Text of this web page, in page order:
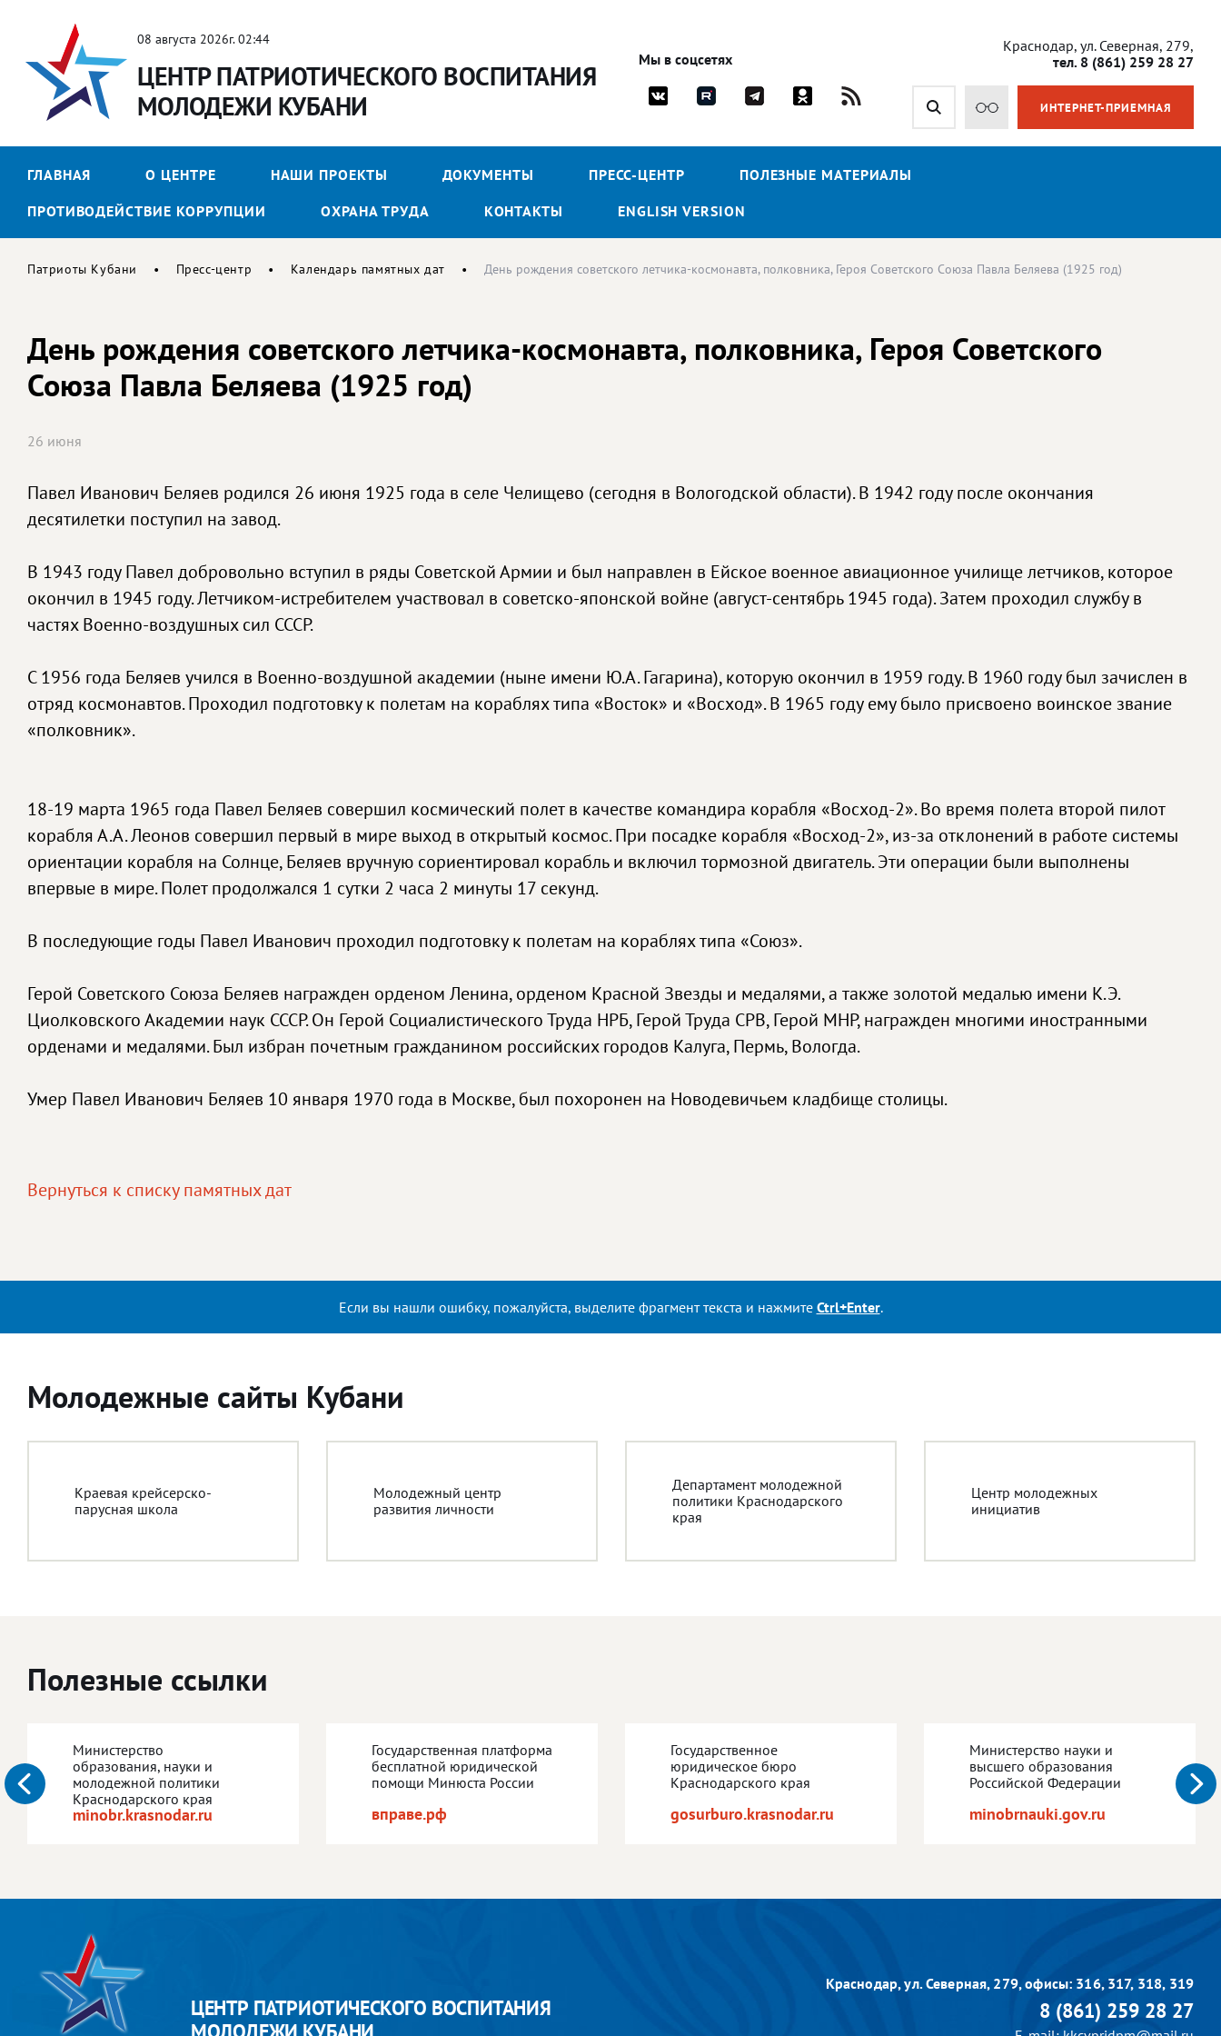
08 августа 2026г. 02:44
ЦЕНТР ПАТРИОТИЧЕСКОГО ВОСПИТАНИЯ
МОЛОДЕЖИ КУБАНИ
Мы в соцсетях
Краснодар, ул. Северная, 279,
тел. 8 (861) 259 28 27
ИНТЕРНЕТ-ПРИЕМНАЯ
ГЛАВНАЯ О ЦЕНТРЕ НАШИ ПРОЕКТЫ ДОКУМЕНТЫ ПРЕСС-ЦЕНТР
ПОЛЕЗНЫЕ МАТЕРИАЛЫ
ПРОТИВОДЕЙСТВИЕ КОРРУПЦИИ
ОХРАНА ТРУДА КОНТАКТЫ ENGLISH VERSION
Патриоты Кубани Пресс-центр Календарь памятных дат День рождения советского летчика-космонавта, полковника, Героя Советского Союза Павла Беляева (1925 год)
День рождения советского летчика-космонавта, полковника, Героя Советского
Союза Павла Беляева (1925 год)
26 июня
Павел Иванович Беляев родился 26 июня 1925 года в селе Челищево (сегодня в Вологодской области). В 1942 году после окончания
десятилетки поступил на завод.
В 1943 году Павел добровольно вступил в ряды Советской Армии и был направлен в Ейское военное авиационное училище летчиков, которое
окончил в 1945 году. Летчиком-истребителем участвовал в советско-японской войне (август-сентябрь 1945 года). Затем проходил службу в
частях Военно-воздушных сил СССР.
С 1956 года Беляев учился в Военно-воздушной академии (ныне имени Ю.А. Гагарина), которую окончил в 1959 году. В 1960 году был зачислен в
отряд космонавтов. Проходил подготовку к полетам на кораблях типа «Восток» и «Восход». В 1965 году ему было присвоено воинское звание
«полковник».
18-19 марта 1965 года Павел Беляев совершил космический полет в качестве командира корабля «Восход-2». Во время полета второй пилот
корабля А.А. Леонов совершил первый в мире выход в открытый космос. При посадке корабля «Восход-2», из-за отклонений в работе системы
ориентации корабля на Солнце, Беляев вручную сориентировал корабль и включил тормозной двигатель. Эти операции были выполнены
впервые в мире. Полет продолжался 1 сутки 2 часа 2 минуты 17 секунд.
В последующие годы Павел Иванович проходил подготовку к полетам на кораблях типа «Союз».
Герой Советского Союза Беляев награжден орденом Ленина, орденом Красной Звезды и медалями, а также золотой медалью имени К.Э.
Циолковского Академии наук СССР. Он Герой Социалистического Труда НРБ, Герой Труда СРВ, Герой МНР, награжден многими иностранными
орденами и медалями. Был избран почетным гражданином российских городов Калуга, Пермь, Вологда.
Умер Павел Иванович Беляев 10 января 1970 года в Москве, был похоронен на Новодевичьем кладбище столицы.
Вернуться к списку памятных дат
Если вы нашли ошибку, пожалуйста, выделите фрагмент текста и нажмите Ctrl+Enter.
Молодежные сайты Кубани
Краевая крейсерско-
парусная школа
Молодежный центр
развития личности
Департамент молодежной
политики Краснодарского
края
Центр молодежных
инициатив
Полезные ссылки
Министерство
образования, науки и
молодежной политики
Краснодарского края
minobr.krasnodar.ru
Государственная платформа
бесплатной юридической
помощи Минюста России
вправе.рф
Государственное
юридическое бюро
Краснодарского края
gosurburo.krasnodar.ru
Министерство науки и
высшего образования
Российской Федерации
minobrnauki.gov.ru
ЦЕНТР ПАТРИОТИЧЕСКОГО ВОСПИТАНИЯ
Краснодар, ул. Северная, 279,офисы: 316, 317, 318, 319
8 (861) 259 28 27